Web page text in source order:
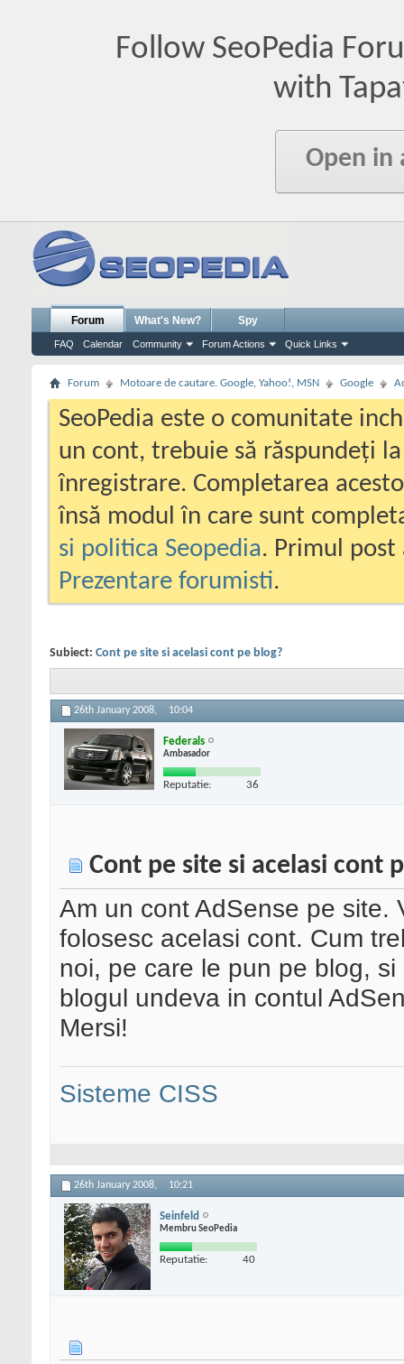
Follow SeoPedia
with
Open in
Forum
FAQ Calendar Community Forum Actions Quick Links
What's New? Spy
Forum Motoare de cautare. Google, Yahoo!, MSN Google
SeoPedia este o comunitate
un cont, trebuie să răspundeți
înregistrare. Completarea
însă modul în care sunt
si politica Seopedia. Primul
Prezentare forumisti.
Subiect: Cont pe site si acelasi cont pe blog?
26th January 2008, 10:04
Federals
Ambasador
Reputatie: 36
Cont pe site si acelasi cont
Am un cont AdSense pe site.
folosesc acelasi cont. Cum
noi, pe care le pun pe blog,
blogul undeva in contul
Mersi!
Sisteme CISS
26th January 2008, 10:21
Seinfeld
Membru SeoPedia
Reputatie: 40